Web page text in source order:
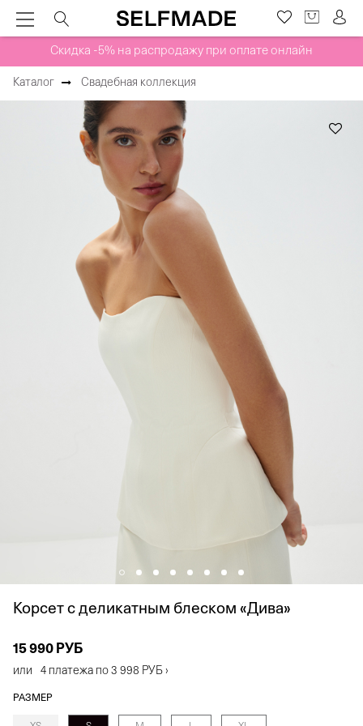
Скидка -5% на распродажу при оплате онлайн
Каталог Свадебная коллекция
Корсет с деликатным блеском «Дива»
15 990 РУБ
или 4 платежа по 3 998 РУБ ›
РАЗМЕР